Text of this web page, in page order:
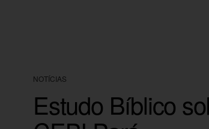
NOTÍCIAS
Estudo Bíblico